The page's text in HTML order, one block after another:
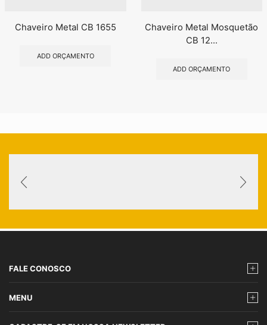
Chaveiro Metal CB 1655
ADD ORÇAMENTO
Chaveiro Metal Mosquetão
CB 12...
ADD ORÇAMENTO
FALE CONOSCO
MENU